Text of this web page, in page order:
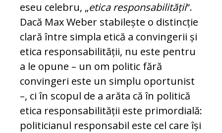
eseu ce­lebru, „etica responsabilității“.
Dacă Max Weber stabilește o dis­tincție
clară între simpla etică a con­vin­gerii și
etica res­pon­sabilității, nu este pentru
a le opune – un om politic fără
convingeri este un simplu oportunist
–, ci în scopul de a arăta că în politică
etica responsabilității este pri­mor­dială:
po­li­ti­cianul responsabil este cel care își